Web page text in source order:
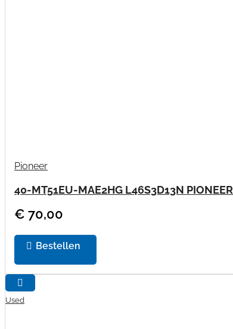
Pioneer
40-MT51EU-MAE2HG L46S3D13N PIONEER
€ 70,00
Bestellen
Used